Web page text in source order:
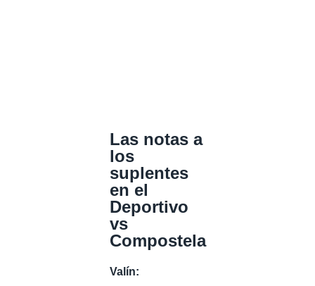
Las notas a
los
suplentes
en el
Deportivo
vs
Compostela
Valín: